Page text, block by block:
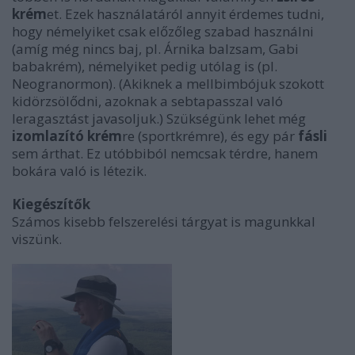
krémet. Ezek használatáról annyit érdemes tudni,
hogy némelyiket csak előzőleg szabad használni
(amíg még nincs baj, pl. Árnika balzsam, Gabi
babakrém), némelyiket pedig utólag is (pl.
Neogranormon). (Akiknek a mellbimbójuk szokott
kidörzsölődni, azoknak a sebtapasszal való
leragasztást javasoljuk.) Szükségünk lehet még
izomlazító krémre (sportkrémre), és egy pár fásli
sem árthat. Ez utóbbiból nemcsak térdre, hanem
bokára való is létezik.
Kiegészítők
Számos kisebb felszerelési tárgyat is magunkkal
viszünk.